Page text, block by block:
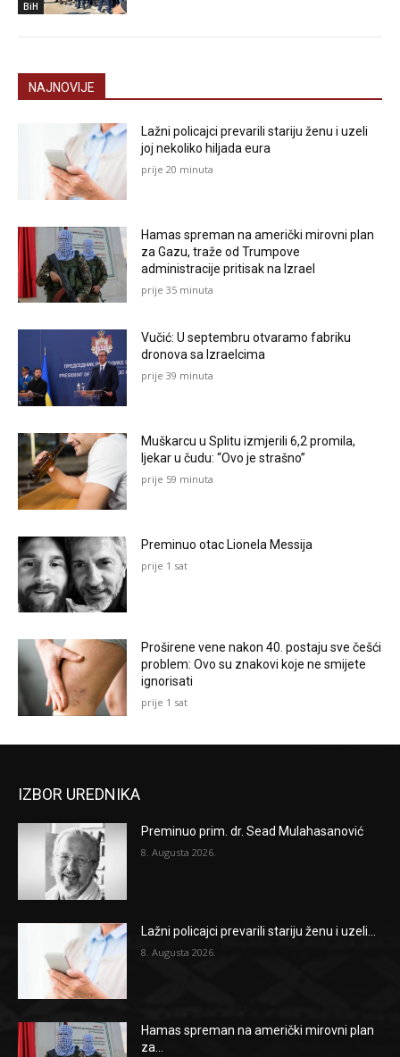
BiH
NAJNOVIJE
Lažni policajci prevarili stariju ženu i uzeli
joj nekoliko hiljada eura
prije 20 minuta
Hamas spreman na američki mirovni plan
za Gazu, traže od Trumpove
administracije pritisak na Izrael
prije 35 minuta
Vučić: U septembru otvaramo fabriku
dronova sa Izraelcima
prije 39 minuta
Muškarcu u Splitu izmjerili 6,2 promila,
ljekar u čudu: “Ovo je strašno”
prije 59 minuta
Preminuo otac Lionela Messija
prije 1 sat
Proširene vene nakon 40. postaju sve češći
problem: Ovo su znakovi koje ne smijete
ignorisati
prije 1 sat
IZBOR UREDNIKA
Preminuo prim. dr. Sead Mulahasanović
8. Augusta 2026.
Lažni policajci prevarili stariju ženu i uzeli...
8. Augusta 2026.
Hamas spreman na američki mirovni plan
za...